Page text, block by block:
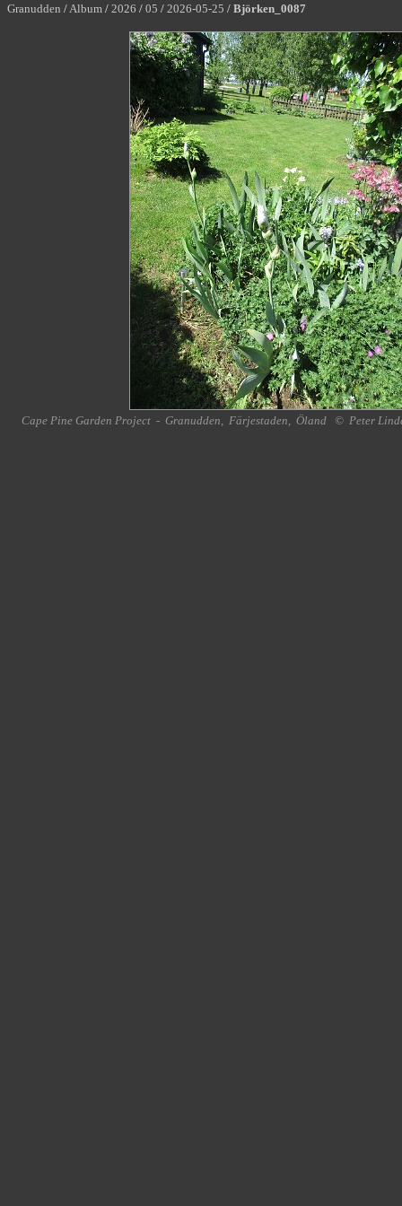
Granudden /Album / 2026 / 05 / 2026-05-25 / Björken_0087
Cape Pine Garden Project - Granudden, Färjestaden, Öland © Peter